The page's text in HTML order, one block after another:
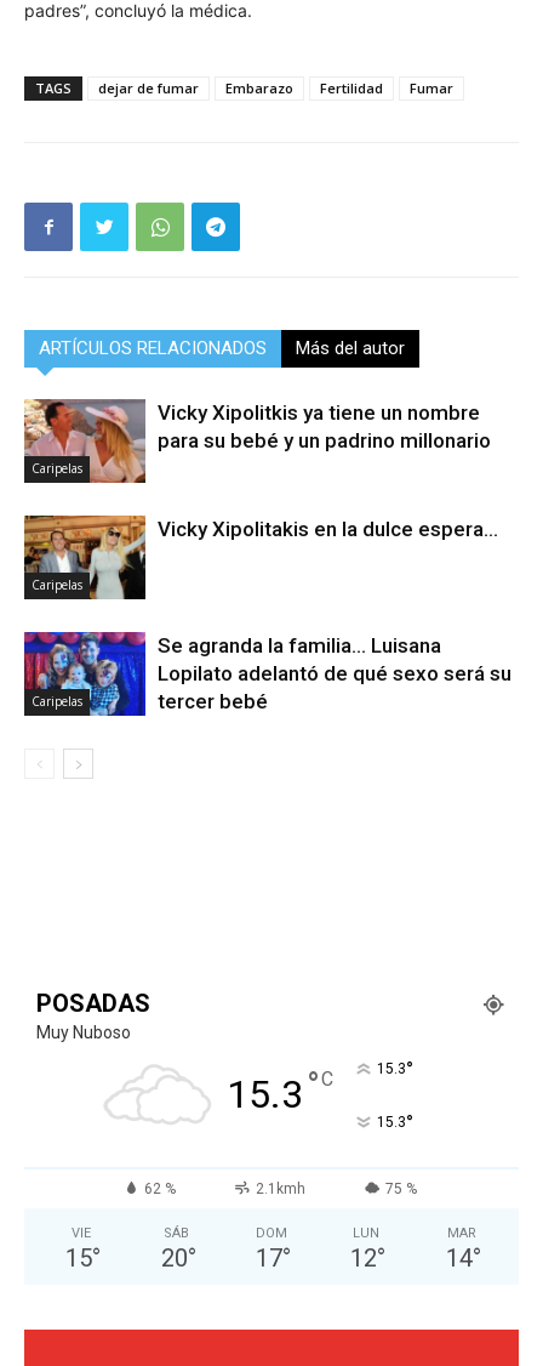
padres”, concluyó la médica.
TAGS dejar de fumar Embarazo Fertilidad Fumar
ARTÍCULOS RELACIONADOS Más del autor
Caripelas
Vicky Xipolitkis ya tiene un nombre
para su bebé y un padrino millonario
Caripelas
Vicky Xipolitakis en la dulce espera…
Caripelas
Se agranda la familia… Luisana
Lopilato adelantó de qué sexo será su
tercer bebé
POSADAS
Muy Nuboso
15.3 °C 15.3°
15.3°
62 % 2.1kmh 75 %
VIE
15°
SÁB
20°
DOM
17°
LUN
12°
MAR
14°